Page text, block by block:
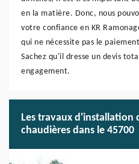
en la matière. Donc, nous
votre confiance en KR
qui ne nécessite pas le
Sachez qu'il dresse un devis
engagement.
Les travaux d'installation
chaudières dans le 45700